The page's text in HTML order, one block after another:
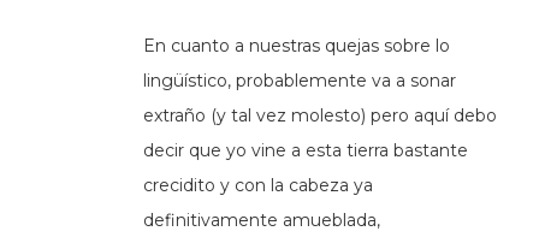
En cuanto a nuestras quejas sobre lo
lingüístico, probablemente va a sonar
extraño (y tal vez molesto) pero aquí debo
decir que yo vine a esta tierra bastante
crecidito y con la cabeza ya
definitivamente amueblada,